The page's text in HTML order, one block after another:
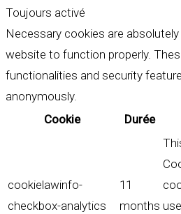
Toujours activé
Necessary cookies are
website to function properly.
functionalities and security
anonymously.
Cookie
Durée
cookielawinfo-
checkbox-analytics
11
months